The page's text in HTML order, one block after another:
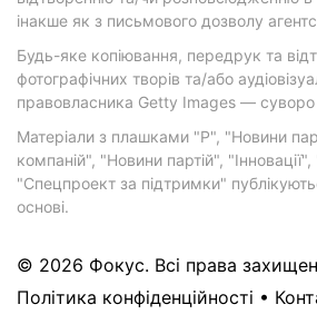
інакше як з письмового дозволу
Будь-яке копіювання, передрук та
фотографічних творів та/або
правовласника Getty Images — суворо
Матеріали з плашками "Р", "Новини
компаній", "Новини партій",
"Спецпроект за підтримки"
основі.
© 2026 Фокус. Всі права
Політика конфіденційності •